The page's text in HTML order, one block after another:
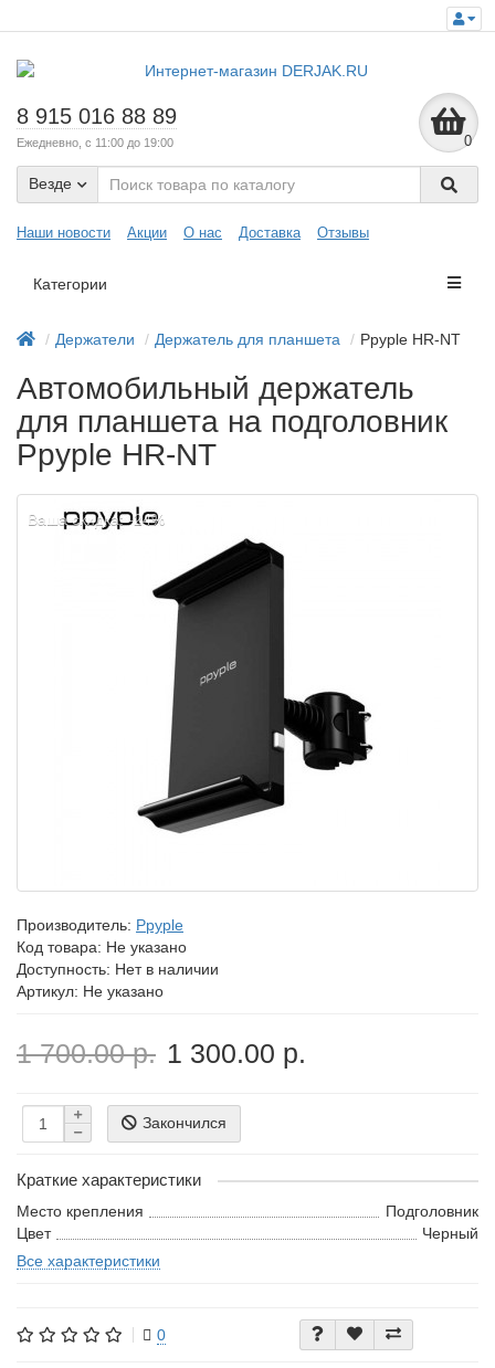
8 915 016 88 89
Ежедневно, с 11:00 до 19:00 0
Везде
Наши новости Акции О нас Доставка Отзывы
Категории
Держатели Держатель для планшета Ppyple HR-NT
Автомобильный держатель
для планшета на подголовник
Ppyple HR-NT
Ваша скидка: -24%
Производитель: Ppyple
Код товара: Не указано
Доступность: Нет в наличии
Артикул: Не указано
1 700.00 р. 1 300.00 р.
Закончился
Краткие характеристики
Место крепления
Подголовник
Цвет
Черный
Все характеристики
0